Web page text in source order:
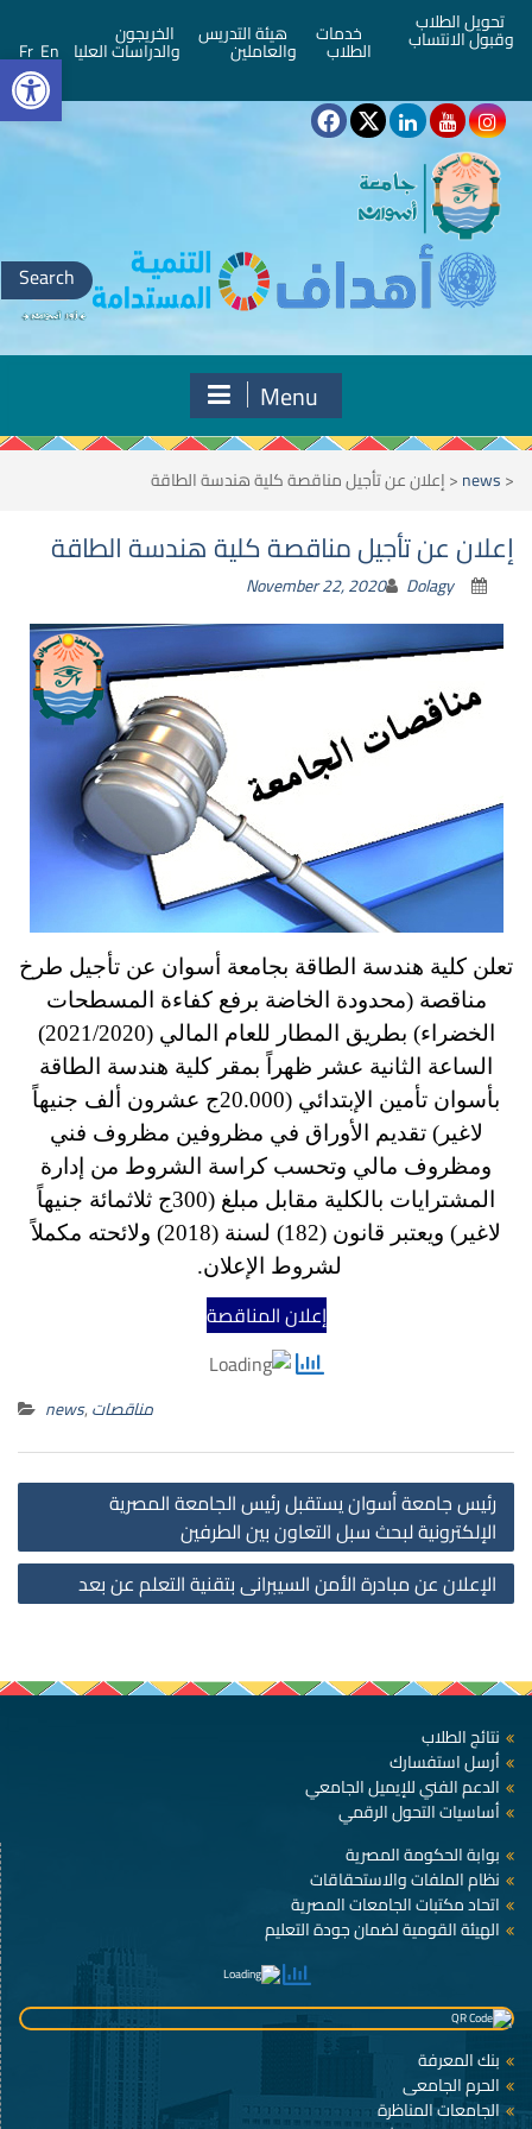
تحويل الطلاب
وقبول الانتساب خدمات
الطلاب
هيئة التدريس
والعاملين
الخريجون
والدراسات العليا En
Fr
Search
for:
Menu
<
news
<إعلان عن تأجيل مناقصة كلية هندسة الطاقة
إعلان عن تأجيل مناقصة كلية هندسة الطاقة
November 22, 2020 Dolagy
تعلن كلية هندسة الطاقة بجامعة أسوان عن تأجيل طرخ
مناقصة (محدودة الخاضة برفع كفاءة المسطحات
الخضراء) بطريق المطار للعام المالي (2021/2020)
الساعة الثانية عشر ظهراً بمقر كلية هندسة الطاقة
بأسوان تأمين الإبتدائي (20.000ج عشرون ألف جنيهاً
لاغير) تقديم الأوراق في مظروفين مظروف فني
ومظروف مالي وتحسب كراسة الشروط من إدارة
المشترايات بالكلية مقابل مبلغ (300ج ثلاثمائة جنيهاً
لاغير) ويعتبر قانون (182) لسنة (2018) ولائحته مكملاً
لشروط الإعلان.
إعلان المناقصة
news,مناقصات
رئيس جامعة أسوان يستقبل رئيس الجامعة المصرية
الإلكترونية لبحث سبل التعاون بين الطرفين
الإعلان عن مبادرة الأمن السيبرانى بتقنية التعلم عن بعد
نتائج الطلاب
أرسل استفسارك
الدعم الفني للإيميل الجامعي
أساسيات التحول الرقمي
بوابة الحكومة المصرية
نظام الملفات والاستحقاقات
اتحاد مكتبات الجامعات المصرية
الهيئة القومية لضمان جودة التعليم
بنك المعرفة
الحرم الجامعى
الجامعات المناظرة